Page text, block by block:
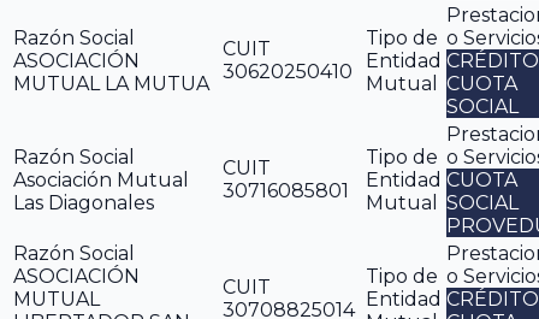
Razón Social
ASOCIACIÓN
MUTUAL LA MUTUA
CUIT
30620250410
Tipo de
Entidad
Mutual
o
CRÉDITO
CUOTA
SOCIAL
Razón Social
Asociación Mutual
Las Diagonales
CUIT
30716085801
Tipo de
Entidad
Mutual
o
CUOTA
SOCIAL
Razón Social
ASOCIACIÓN
MUTUAL
CUIT
30708825014
Tipo de
Entidad
o
CRÉDITO